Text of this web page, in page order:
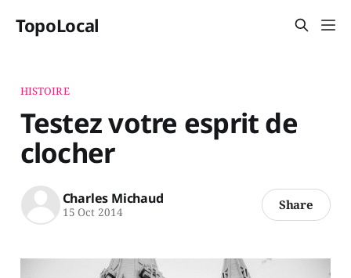
TopoLocal
HISTOIRE
Testez votre esprit de
clocher
Charles Michaud
15 Oct 2014 Share